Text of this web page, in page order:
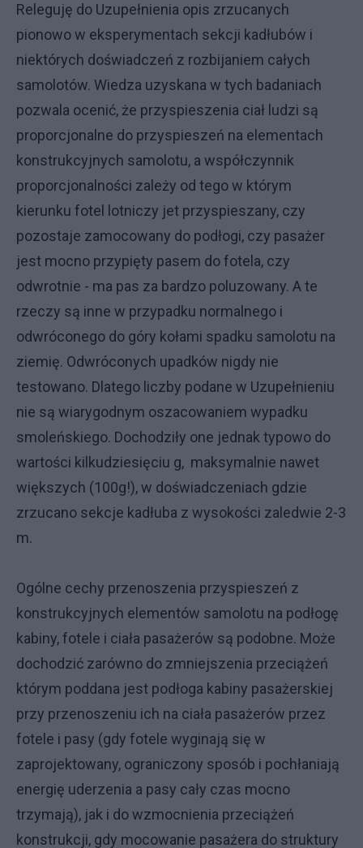
Releguję do Uzupełnienia opis zrzucanych
pionowo w eksperymentach sekcji kadłubów i
niektórych doświadczeń z rozbijaniem całych
samolotów. Wiedza uzyskana w tych badaniach
pozwala ocenić, że przyspieszenia ciał ludzi są
proporcjonalne do przyspieszeń na elementach
konstrukcyjnych samolotu, a współczynnik
proporcjonalności zależy od tego w którym
kierunku fotel lotniczy jet przyspieszany, czy
pozostaje zamocowany do podłogi, czy pasażer
jest mocno przypięty pasem do fotela, czy
odwrotnie - ma pas za bardzo poluzowany. A te
rzeczy są inne w przypadku normalnego i
odwróconego do góry kołami spadku samolotu na
ziemię. Odwróconych upadków nigdy nie
testowano. Dlatego liczby podane w Uzupełnieniu
nie są wiarygodnym oszacowaniem wypadku
smoleńskiego. Dochodziły one jednak typowo do
wartości kilkudziesięciu g, maksymalnie nawet
większych (100g!), w doświadczeniach gdzie
zrzucano sekcje kadłuba z wysokości zaledwie 2-3
m.
Ogólne cechy przenoszenia przyspieszeń z
konstrukcyjnych elementów samolotu na podłogę
kabiny, fotele i ciała pasażerów są podobne. Może
dochodzić zarówno do zmniejszenia przeciążeń
którym poddana jest podłoga kabiny pasażerskiej
przy przenoszeniu ich na ciała pasażerów przez
fotele i pasy (gdy fotele wyginają się w
zaprojektowany, ograniczony sposób i pochłaniają
energię uderzenia a pasy cały czas mocno
trzymają), jak i do wzmocnienia przeciążeń
konstrukcji, gdy mocowanie pasażera do struktury